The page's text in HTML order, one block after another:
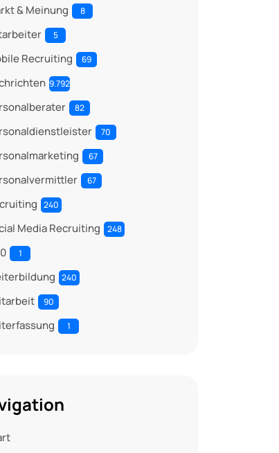
& Meinung 8
5
Recruiting 69
9.792
82
70
67
67
240
Media Recruiting 248
1
240
90
1